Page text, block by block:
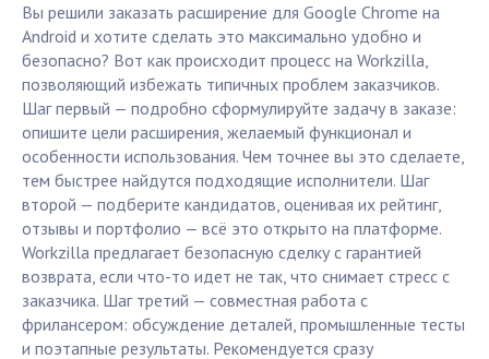
Вы решили заказать расширение для Google Chrome на
Android и хотите сделать это максимально удобно и
безопасно? Вот как происходит процесс на Workzilla,
позволяющий избежать типичных проблем заказчиков.
Шаг первый — подробно сформулируйте задачу в заказе:
опишите цели расширения, желаемый функционал и
особенности использования. Чем точнее вы это сделаете,
тем быстрее найдутся подходящие исполнители. Шаг
второй — подберите кандидатов, оценивая их рейтинг,
отзывы и портфолио — всё это открыто на платформе.
Workzilla предлагает безопасную сделку с гарантией
возврата, если что-то идет не так, что снимает стресс с
заказчика. Шаг третий — совместная работа с
фрилансером: обсуждение деталей, промышленные тесты
и поэтапные результаты. Рекомендуется сразу